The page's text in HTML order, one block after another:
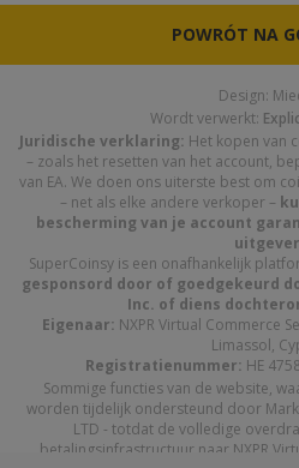
POWRÓT NA
Design:
Wordt verwerkt:
Juridische verklaring: Het kopen van
– zoals het resetten van het account,
van EA. We doen ons uiterste best om
– net als elke andere verkoper –
bescherming van je account
uitgever
SuperCoinsy is een onafhankelijk
gesponsord door of goedgekeurd
Inc. of diens
Eigenaar: NXPR Virtual Commerce
Limassol,
Registratienummer: HE
Sommige functies van de website,
worden tijdelijk ondersteund door
LTD - totdat de volledige
betalingsinfrastructuur naar NXPR